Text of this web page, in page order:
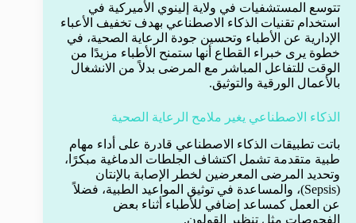
تتوسع المستشفيات في ولاية إلينوي الأميركية في
استخدام تقنيات الذكاء الاصطناعي بهدف تخفيف الأعباء
الإدارية عن الأطباء وتحسين جودة الرعاية الصحية، في
خطوة يرى خبراء القطاع أنها ستمنح الأطباء مزيدًا من
الوقت للتفاعل المباشر مع المرضى بدلاً من الانشغال
بالأعمال الورقية والتوثيق.
الذكاء الاصطناعي يغير ملامح الرعاية الصحية
باتت تطبيقات الذكاء الاصطناعي قادرة على أداء مهام
طبية متقدمة تشمل اكتشاف الجلطات الدماغية مبكرًا،
وتحديد المرضى المعرضين لخطر الإصابة بالإنتان
(Sepsis)، والمساعدة في توثيق المواعيد الطبية، فضلاً
عن العمل كمساعد إضافي للأطباء أثناء بعض
الفحوصات مثل تنظير القولون.